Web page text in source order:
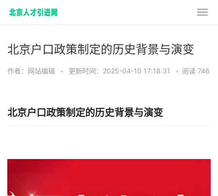
北京户口政策制定的历史背景与演变
作者：网站编辑 • 更新时间：2025-04-10 17:18:31 • 阅读 746
北京户口政策制定的历史背景与演变